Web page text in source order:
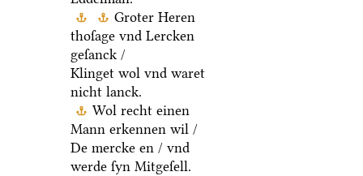
Groter Heren
thoſage vnd Lercken
geſanck /
Klinget wol vnd waret
nicht lanck.
Wol recht einen
Mann erkennen wil /
De mercke en / vnd
werde ſyn Mitgeſell.